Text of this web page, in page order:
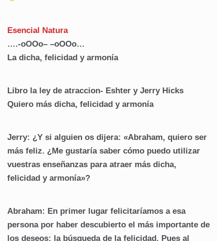
Esencial Natura
….-oOOo– –oOOo…
La dicha, felicidad y armonía
Libro la ley de atraccion- Eshter y Jerry Hicks
Quiero más dicha, felicidad y armonía
Jerry: ¿Y si alguien os dijera: «Abraham, quiero ser
más feliz. ¿Me gustaría saber cómo puedo utilizar
vuestras enseñanzas para atraer más dicha,
felicidad y armonía»?
Abraham: En primer lugar felicitaríamos a esa
persona por haber descubierto el más importante de
los deseos: la búsqueda de la felicidad. Pues al